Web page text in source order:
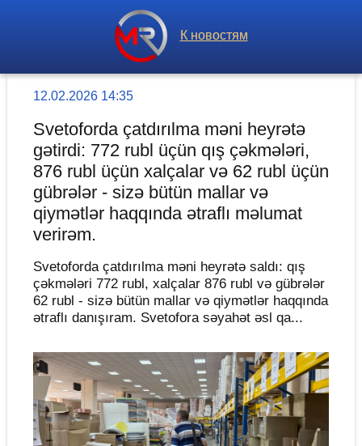
К новостям
12.02.2026 14:35
Svetoforda çatdırılma məni heyrətə
gətirdi: 772 rubl üçün qış çəkmələri,
876 rubl üçün xalçalar və 62 rubl üçün
gübrələr - sizə bütün mallar və
qiymətlər haqqında ətraflı məlumat
verirəm.
Svetoforda çatdırılma məni heyrətə saldı: qış
çəkmələri 772 rubl, xalçalar 876 rubl və gübrələr
62 rubl - sizə bütün mallar və qiymətlər haqqında
ətraflı danışıram. Svetofora səyahət əsl qa...